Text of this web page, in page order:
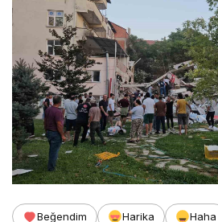
Beğendim Harika Haha